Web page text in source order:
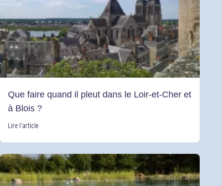
Que faire quand il pleut dans le Loir-et-Cher et
à Blois ?
Lire l’article